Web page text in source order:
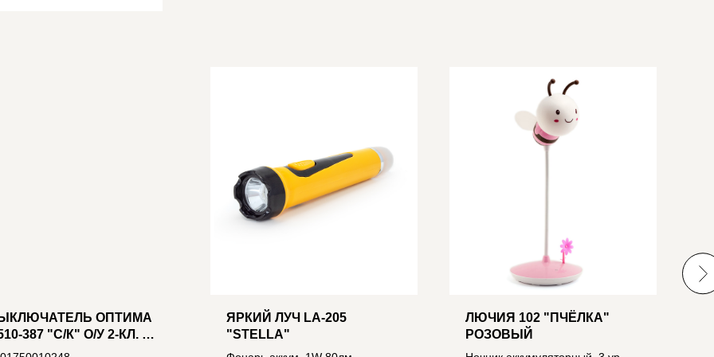
ОПТИМА
387 "С/К" О/У 2-КЛ. С
СЛОН. КОСТЬ С
ЯРКИЙ ЛУЧ LA-205
"STELLA"
ЛЮЧИЯ 102 "ПЧЁЛКА"
РОЗОВЫЙ